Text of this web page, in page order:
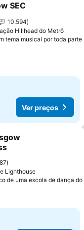
aos favoritos
SEC
10.594
Hillhead do Metrô
tema musical por toda parte
Ver preços
aos favoritos
Lighthouse
de uma escola de dança do